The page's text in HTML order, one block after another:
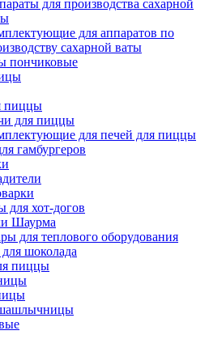
для производства сахарной
для аппаратов по
сахарной ваты
пончиковые
пиццы
для пиццы
для печей для пиццы
гамбургеров
для хот-догов
Шаурма
для теплового оборудования
шоколада
пиццы